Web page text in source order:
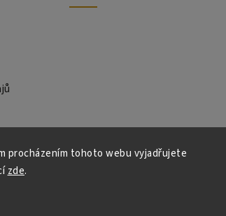
procházením tohoto webu vyjadřujete
zde.